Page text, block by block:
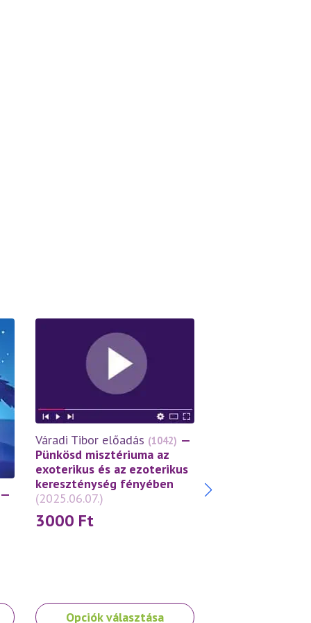
—
Váradi Tibor előadás (1042) —
Pünkösd misztériuma az
exoterikus és az ezoterikus
kereszténység fényében
(2025.06.07.)
3000 Ft
Opciók választása
Ennek